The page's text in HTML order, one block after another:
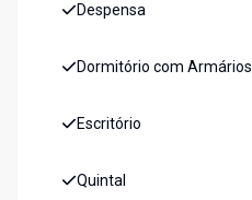
Despensa
Dormitório com Armários
Escritório
Quintal